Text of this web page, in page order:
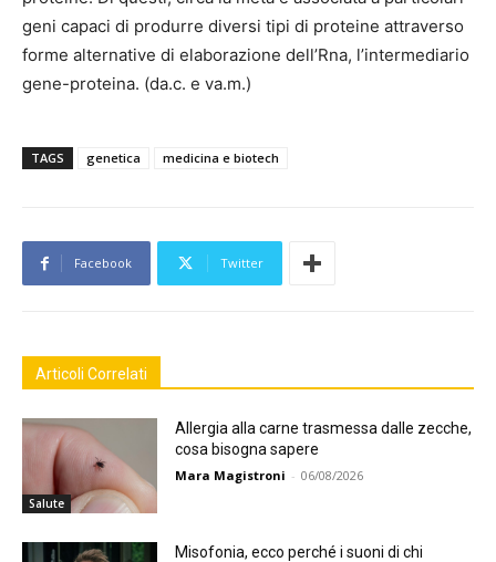
geni capaci di produrre diversi tipi di proteine attraverso
forme alternative di elaborazione dell’Rna, l’intermediario
gene-proteina. (da.c. e va.m.)
TAGS genetica medicina e biotech
Facebook Twitter
Articoli Correlati
Salute
Allergia alla carne trasmessa dalle zecche,
cosa bisogna sapere
Mara Magistroni - 06/08/2026
Misofonia, ecco perché i suoni di chi